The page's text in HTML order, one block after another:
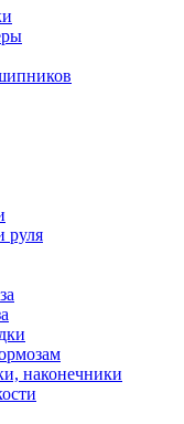
руля
наконечники